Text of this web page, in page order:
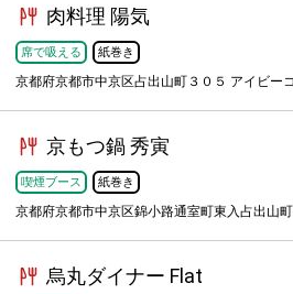
肉料理 陽気
席で吸える 紙巻き
京都府京都市中京区占出山町３０５ アイビー
京もつ鍋 秀寅
喫煙ブース 紙巻き
京都府京都市中京区錦小路通室町東入占出山
烏丸ダイナー Flat